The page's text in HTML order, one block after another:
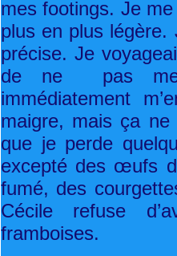
mes footings. Je
plus en plus légère.
précise. Je
de ne pas me
immédiatement
maigre, mais ça
que je perde
excepté des œufs
fumé, des
Cécile refuse
framboises.